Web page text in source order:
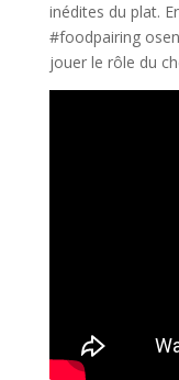
inédites du plat.
#foodpairing
jouer le rôle du